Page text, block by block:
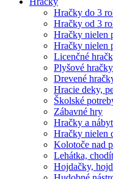
Hračky do 3
Hračky od 3
Hračky nielen
Hračky nielen
Licenčné
Plyšové hračky
Drevené
Hracie deky,
Školské
Zábavné hry
Hračky a
Hračky nielen
Kolotoče nad
Lehátka,
Hojdačky,